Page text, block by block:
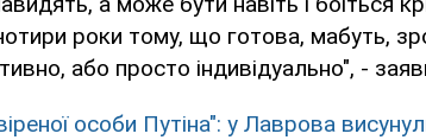
роки тому, що готова, мабуть,
або просто індивідуально", -
особи Путіна": у Лаврова